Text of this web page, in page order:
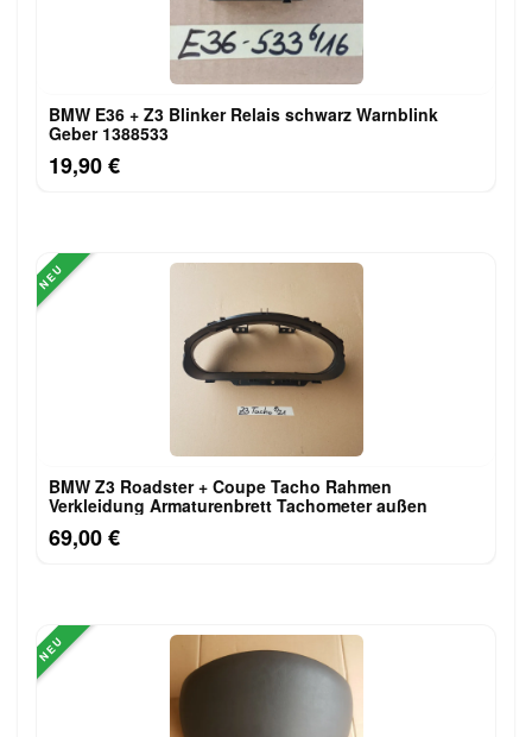
BMW E36 + Z3 Blinker Relais schwarz Warnblink
Geber 1388533
19,90 €
NEU
BMW Z3 Roadster + Coupe Tacho Rahmen
Verkleidung Armaturenbrett Tachometer außen
69,00 €
NEU